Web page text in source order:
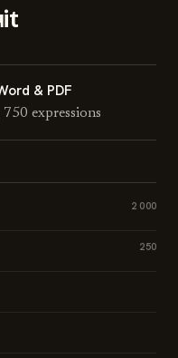
& PDF
expressions
2 000
250